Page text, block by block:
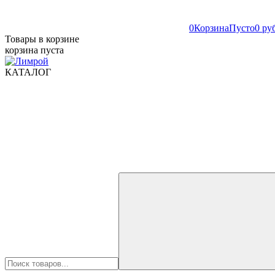
0КорзинаПусто0
Товары в корзине
корзина пуста
КАТАЛОГ